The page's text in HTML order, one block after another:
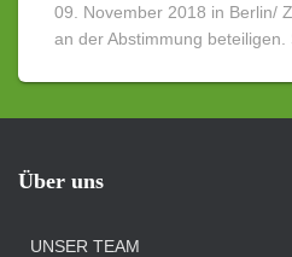
09. November 2018 in Berlin/
an der Abstimmung beteiligen.
Über uns
UNSER TEAM